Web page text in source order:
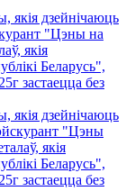
якія дзейнічаюць
"Цэны на
якія
Беларусь",
застаецца без
якія дзейнічаюць
"Цэны
якія
Беларусь",
застаецца без